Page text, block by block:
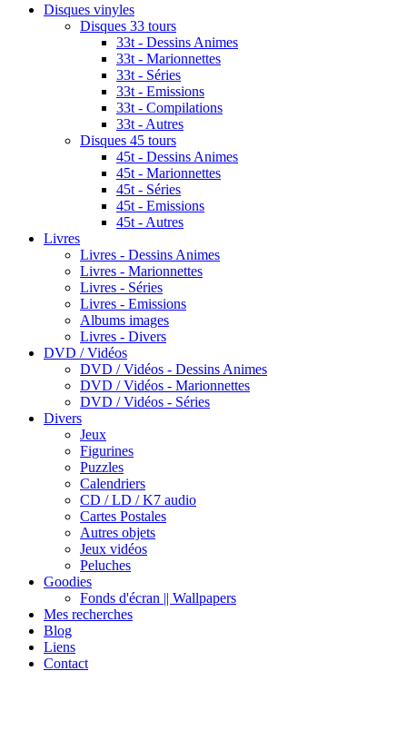
Disques vinyles
Disques 33 tours
33t - Dessins Animes
33t - Marionnettes
33t - Séries
33t - Emissions
33t - Compilations
33t - Autres
Disques 45 tours
45t - Dessins Animes
45t - Marionnettes
45t - Séries
45t - Emissions
45t - Autres
Livres
Livres - Dessins Animes
Livres - Marionnettes
Livres - Séries
Livres - Emissions
Albums images
Livres - Divers
DVD / Vidéos
DVD / Vidéos - Dessins Animes
DVD / Vidéos - Marionnettes
DVD / Vidéos - Séries
Divers
Jeux
Figurines
Puzzles
Calendriers
CD / LD / K7 audio
Cartes Postales
Autres objets
Jeux vidéos
Peluches
Goodies
Fonds d'écran || Wallpapers
Mes recherches
Blog
Liens
Contact